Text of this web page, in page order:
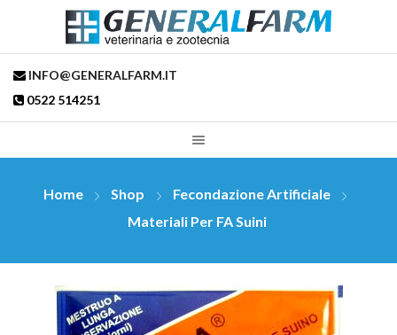
INFO@GENERALFARM.IT
0522 514251
Home Shop
Fecondazione Artificiale
Materiali Per FA Suini